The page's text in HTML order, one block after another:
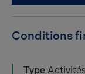
Conditions
Type